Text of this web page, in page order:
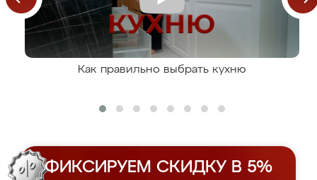
Как правильно выбрать кухню
ФИКСИРУЕМ СКИДКУ В 5%